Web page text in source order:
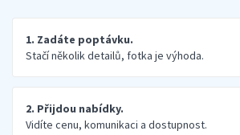
1. Zadáte poptávku.
Stačí několik detailů, fotka je výhoda.
2. Přijdou nabídky.
Vidíte cenu, komunikaci a dostupnost.